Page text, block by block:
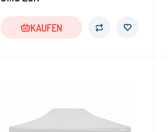
KAUFEN